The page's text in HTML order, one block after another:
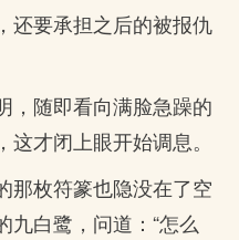
还要承担之后的被报仇
，随即看向满脸急躁的
才闭上眼开始调息。
那枚符篆也隐没在了空
九白鹭，问道：“怎么